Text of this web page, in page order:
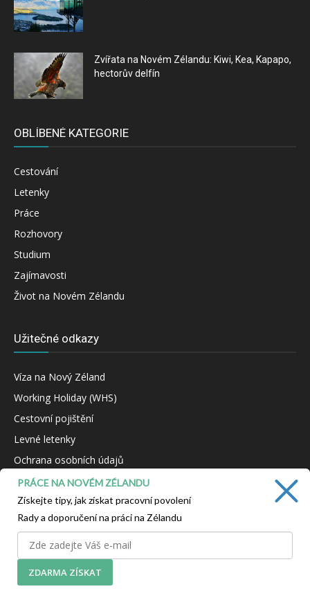
Zvířata na Novém Zélandu: Kiwi, Kea, Kapapo,
hectorův delfín
OBLÍBENÉ KATEGORIE
Cestování
Letenky
Práce
Rozhovory
Studium
Zajímavosti
Život na Novém Zélandu
Užitečné odkazy
Víza na Nový Zéland
Working Holiday (WHS)
Cestovní pojištění
Levné letenky
Ochrana osobních údajů
Kontakt
NAŠE VIZE
Pomáháme vám s cestou na Nový Zéland, ať už jedete na
zážitkovou dovolenou nebo za prací na Working Holiday.
PRÁCE NA NOVÉM ZÉLANDU
Získejte tipy, jak získat pracovní povolení
Rady a doporučení na práci na Zélandu
ZDARMA ZÍSKAT